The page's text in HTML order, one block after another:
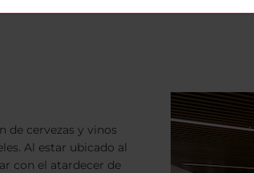
de cervezas y vinos
Al estar ubicado al
con el atardecer de